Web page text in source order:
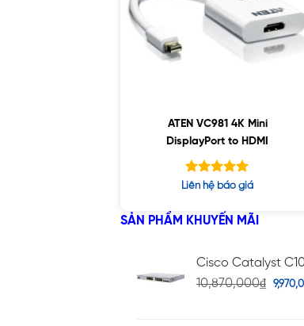
ATEN VC981 4K Mini
DisplayPort to HDMI
Được xếp
5 sao
Liên hệ báo giá
SẢN PHẨM KHUYẾN MÃI
Cisco Catalyst
10,870,000₫